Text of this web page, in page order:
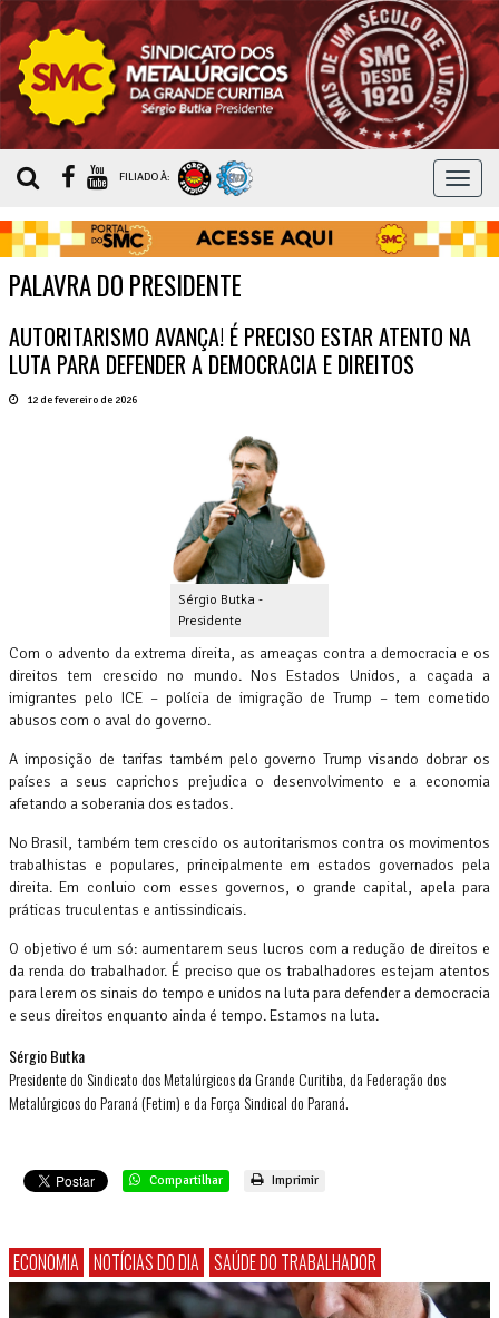
MENU
FILIADO À:
PALAVRA DO PRESIDENTE
AUTORITARISMO AVANÇA! É PRECISO ESTAR ATENTO NA
LUTA PARA DEFENDER A DEMOCRACIA E DIREITOS
12 de fevereiro de 2026
Sérgio Butka -
Presidente
Com o advento da extrema direita, as ameaças contra a democracia e os
direitos tem crescido no mundo. Nos Estados Unidos, a caçada a
imigrantes pelo ICE – polícia de imigração de Trump – tem cometido
abusos com o aval do governo.
A imposição de tarifas também pelo governo Trump visando dobrar os
países a seus caprichos prejudica o desenvolvimento e a economia
afetando a soberania dos estados.
No Brasil, também tem crescido os autoritarismos contra os movimentos
trabalhistas e populares, principalmente em estados governados pela
direita. Em conluio com esses governos, o grande capital, apela para
práticas truculentas e antissindicais.
O objetivo é um só: aumentarem seus lucros com a redução de direitos e
da renda do trabalhador. É preciso que os trabalhadores estejam atentos
para lerem os sinais do tempo e unidos na luta para defender a democracia
e seus direitos enquanto ainda é tempo. Estamos na luta.
Sérgio Butka
Presidente do Sindicato dos Metalúrgicos da Grande Curitiba, da Federação dos
Metalúrgicos do Paraná (Fetim) e da Força Sindical do Paraná.
Compartilhar Imprimir
ECONOMIA NOTÍCIAS DO DIA SAÚDE DO TRABALHADOR